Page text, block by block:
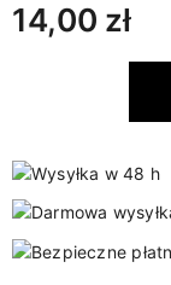
14,00 zł